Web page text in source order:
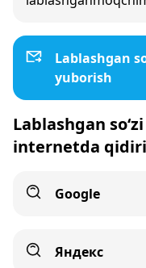
Lablashgan
yuborish
Lablashgan
internetda
Google
Яндекс